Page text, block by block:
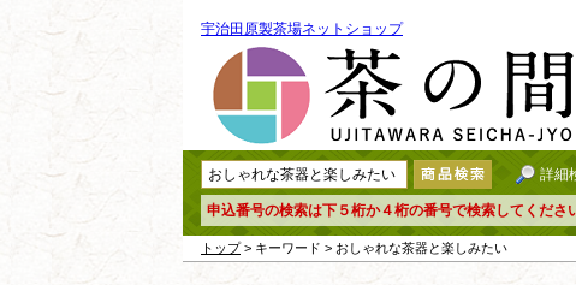
宇治田原製茶場ネットショップ
詳細
申込番号の検索は下５桁か４桁の番号で検索してくださ
トップ> キーワード > おしゃれな茶器と楽しみたい